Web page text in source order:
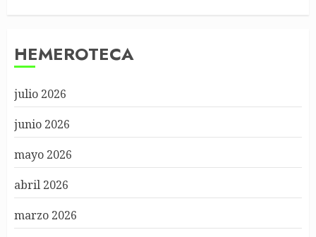
HEMEROTECA
julio 2026
junio 2026
mayo 2026
abril 2026
marzo 2026